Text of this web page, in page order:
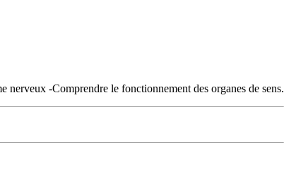
nerveux -Comprendre le fonctionnement des organes de sens.